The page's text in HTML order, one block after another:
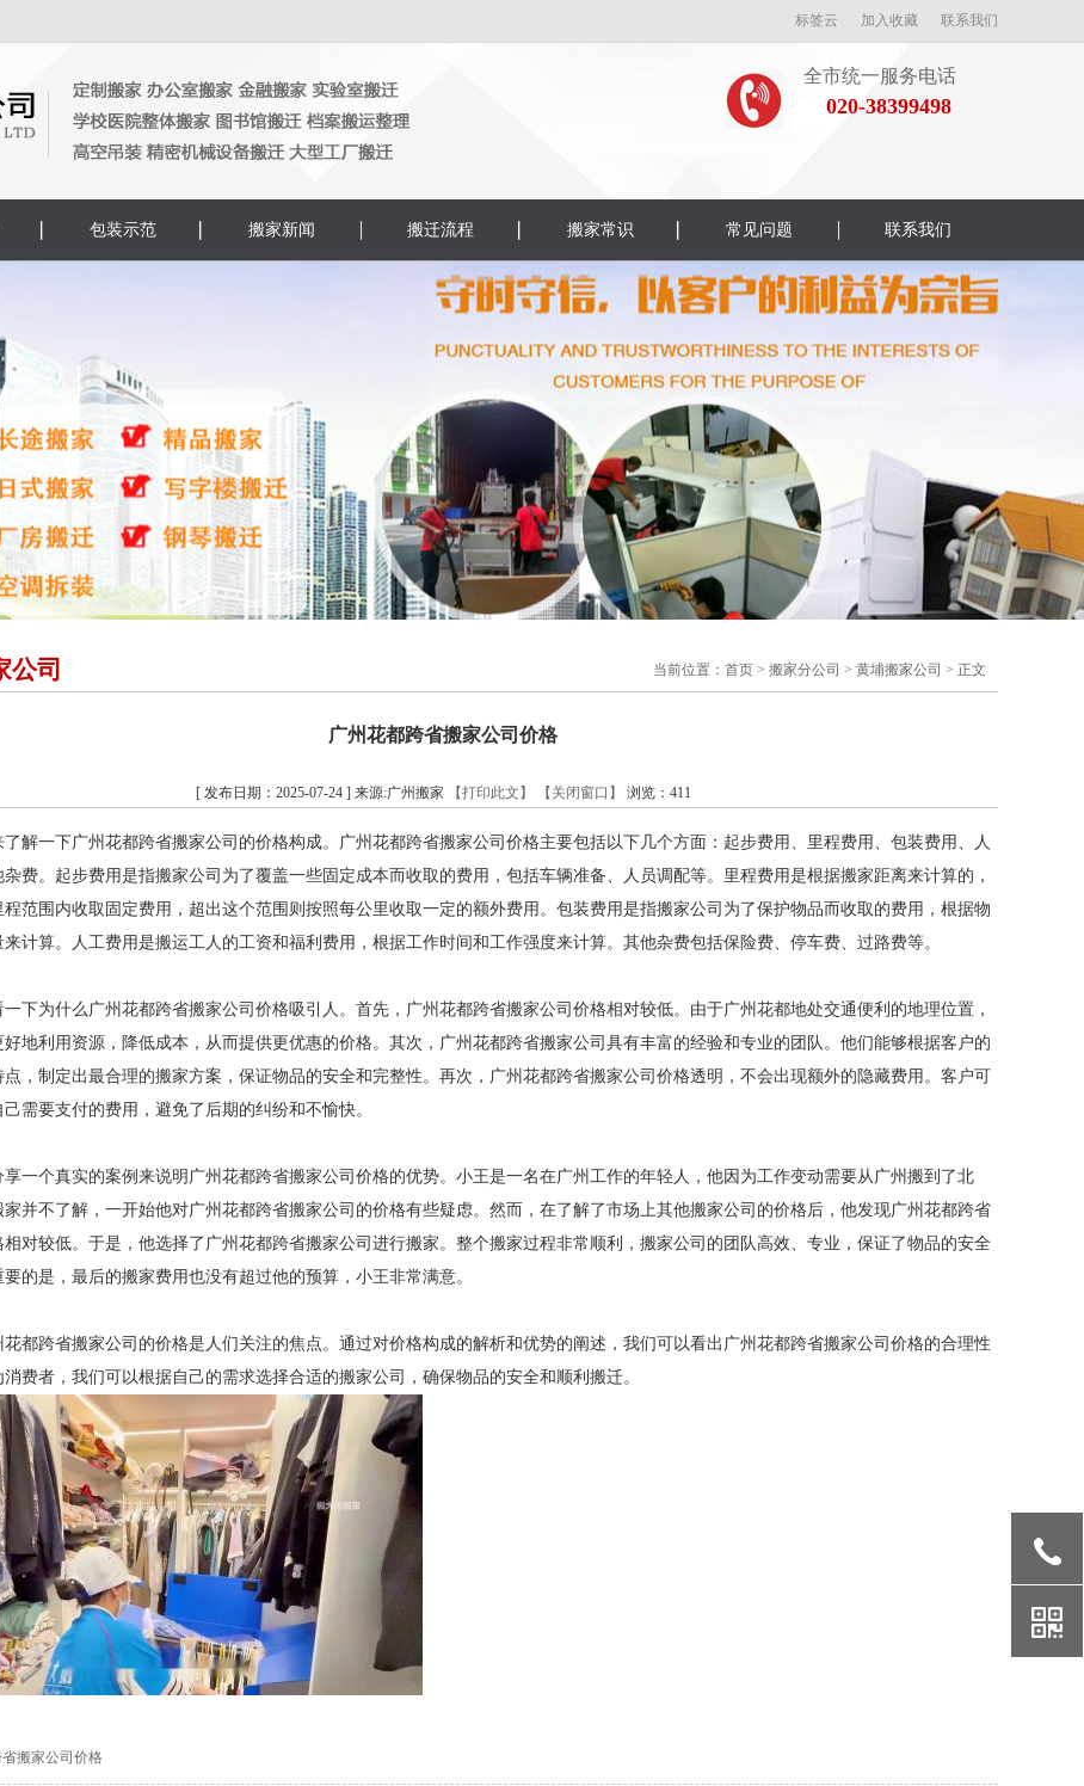
标签云 加入收藏 联系我们
全市统一服务电话
020-38399498
包装示范 搬家新闻 搬迁流程 搬家常识 常见问题 联系我们
公司 当前位置： 首页 > 搬家分公司 > 黄埔搬家公司 > 正文
广州花都跨省搬家公司价格
[ 发布日期：2025-07-24 ] 来源:广州搬家 【打印此文】 【关闭窗口】 浏览： 411
解一下广州花都跨省搬家公司的价格构成。广州花都跨省搬家公司价格主要包括以下几个方面：起步费用、里程费用、包装费用、人
费。起步费用是指搬家公司为了覆盖一些固定成本而收取的费用，包括车辆准备、人员调配等。里程费用是根据搬家距离来计算的，
范围内收取固定费用，超出这个范围则按照每公里收取一定的额外费用。包装费用是指搬家公司为了保护物品而收取的费用，根据物
计算。人工费用是搬运工人的工资和福利费用，根据工作时间和工作强度来计算。其他杂费包括保险费、停车费、过路费等。
下为什么广州花都跨省搬家公司价格吸引人。首先，广州花都跨省搬家公司价格相对较低。由于广州花都地处交通便利的地理位置，
地利用资源，降低成本，从而提供更优惠的价格。其次，广州花都跨省搬家公司具有丰富的经验和专业的团队。他们能够根据客户的
点，制定出最合理的搬家方案，保证物品的安全和完整性。再次，广州花都跨省搬家公司价格透明，不会出现额外的隐藏费用。客户可
需要支付的费用，避免了后期的纠纷和不愉快。
一个真实的案例来说明广州花都跨省搬家公司价格的优势。小王是一名在广州工作的年轻人，他因为工作变动需要从广州搬到了北
并不了解，一开始他对广州花都跨省搬家公司的价格有些疑虑。然而，在了解了市场上其他搬家公司的价格后，他发现广州花都跨省
对较低。于是，他选择了广州花都跨省搬家公司进行搬家。整个搬家过程非常顺利，搬家公司的团队高效、专业，保证了物品的安全
的是，最后的搬家费用也没有超过他的预算，小王非常满意。
都跨省搬家公司的价格是人们关注的焦点。通过对价格构成的解析和优势的阐述，我们可以看出广州花都跨省搬家公司价格的合理性
费者，我们可以根据自己的需求选择合适的搬家公司，确保物品的安全和顺利搬迁。
搬家公司价格